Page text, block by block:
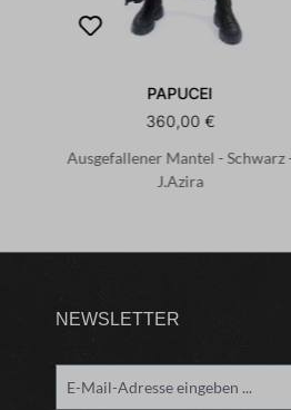
PAPUCEI
360,00 €
Ausgefallener Mantel - Schwarz
J.Azira
NEWSLETTER